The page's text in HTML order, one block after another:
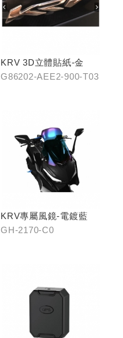
KRV 3D立體貼紙-金
G86202-AEE2-900-T03
KRV專屬風鏡-電鍍藍
GH-2170-C0